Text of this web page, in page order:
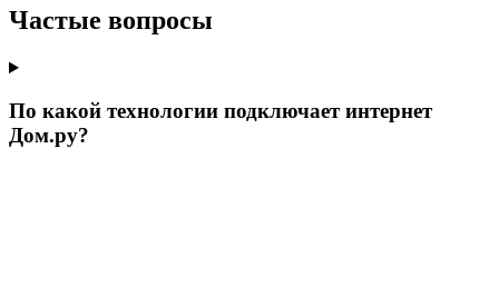
Частые вопросы
По какой технологии подключает интернет
Дом.ру?